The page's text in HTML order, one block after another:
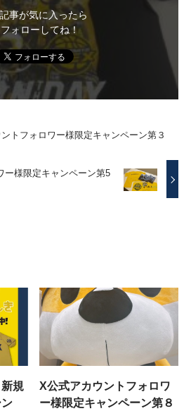
事が気に入ったら
フォローしてね！
トフォロワー様限定キャンペーン第３
ー様限定キャンペーン第5
規
X公式アカウントフォロワ
ー様限定キャンペーン第８